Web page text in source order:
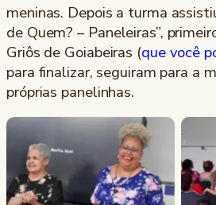
meninas. Depois a turma
de Quem? – Paneleiras”,
Griôs de Goiabeiras (que você
para finalizar, seguiram para a
próprias panelinhas.